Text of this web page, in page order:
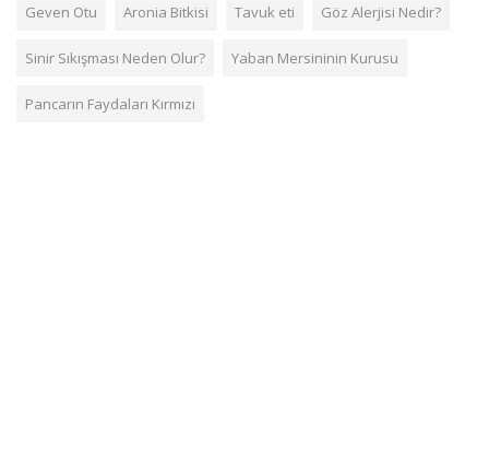
Geven Otu Aronia Bitkisi Tavuk eti Göz Alerjisi Nedir?
Sinir Sıkışması Neden Olur? Yaban Mersininin Kurusu
Pancarın Faydaları Kırmızı